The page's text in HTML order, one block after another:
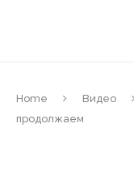
Home Видео
продолжаем